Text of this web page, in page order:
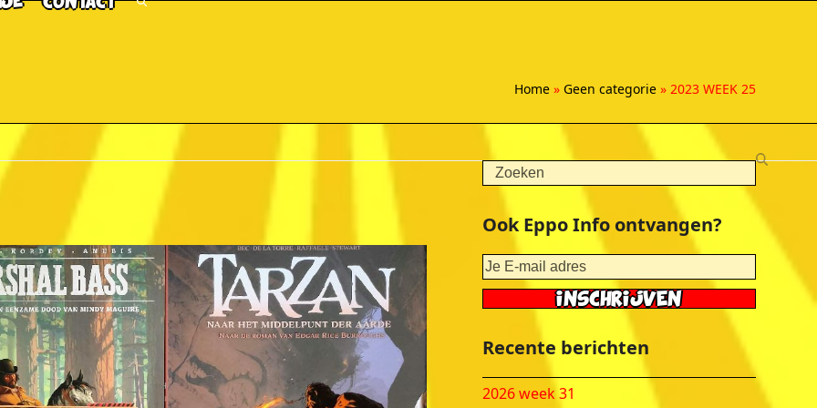
Home» Geen categorie» 2023 WEEK 25
Search
Ook Eppo Info ontvangen?
Recente berichten
2026 week 31